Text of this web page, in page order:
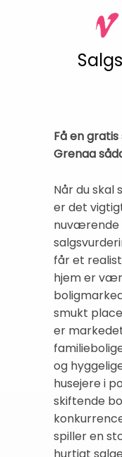
Få en
Grenaa
Når du skal
er det
nuværende
får et
hjem er
smukt
er
og
husejere i
skiftende
spiller en
hurtigt